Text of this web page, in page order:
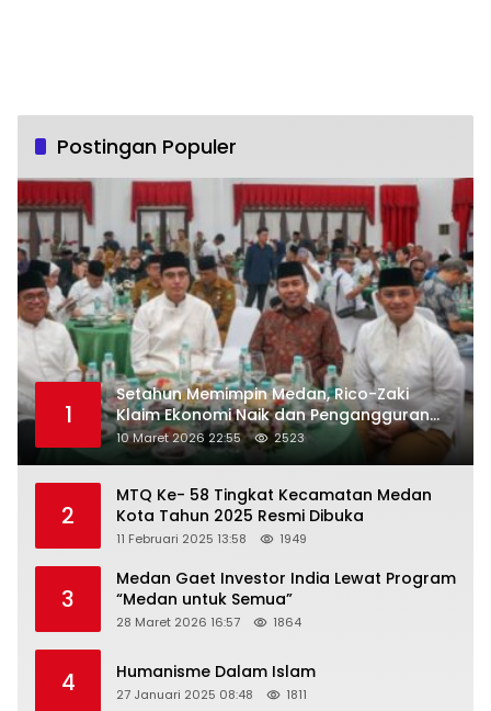
Postingan Populer
1
Setahun Memimpin Medan, Rico-Zaki
Klaim Ekonomi Naik dan Pengangguran
Turun
10 Maret 2026 22:55 2523
2
MTQ Ke- 58 Tingkat Kecamatan Medan
Kota Tahun 2025 Resmi Dibuka
11 Februari 2025 13:58 1949
3
Medan Gaet Investor India Lewat Program
“Medan untuk Semua”
28 Maret 2026 16:57 1864
4 Humanisme Dalam Islam
27 Januari 2025 08:48 1811